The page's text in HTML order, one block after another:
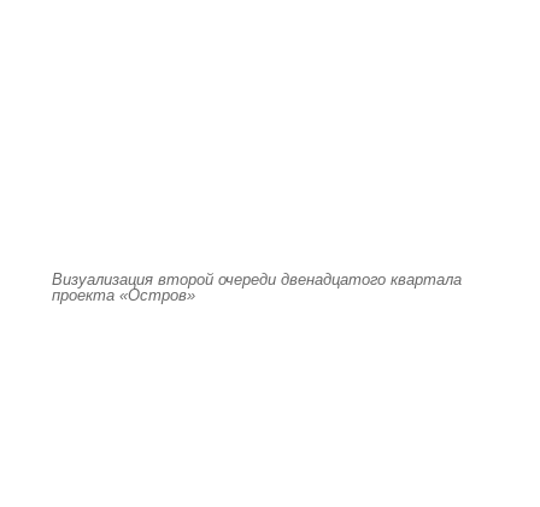
Визуализация второй очереди двенадцатого квартала
проекта «Остров»